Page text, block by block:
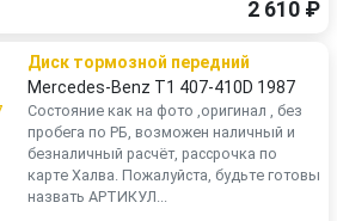
2 610 ₽
Диск тормозной передний
Mercedes-Benz T1 407-410D 1987
Состояние как на фото ,оригинал , без
пробега по РБ, возможен наличный и
безналичный расчёт, рассрочка по
карте Халва. Пожалуйста, будьте готовы
назвать АРТИКУЛ...